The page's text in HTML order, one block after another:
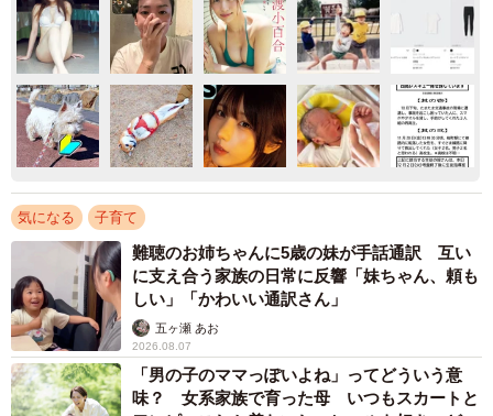
気になる 子育て
難聴のお姉ちゃんに5歳の妹が手話通訳 互い
に支え合う家族の日常に反響「妹ちゃん、頼も
しい」「かわいい通訳さん」
五ヶ瀬 あお
2026.08.07
「男の子のママっぽいよね」ってどういう意
味？ 女系家族で育った母 いつもスカートと